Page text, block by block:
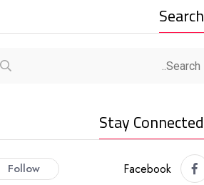
Search
Stay Connected
Facebook
Follow